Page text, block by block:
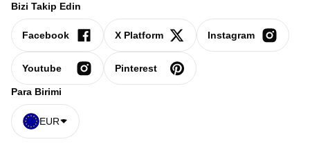
Bizi Takip Edin
Facebook X Platform Instagram
Youtube Pinterest
Para Birimi
EUR